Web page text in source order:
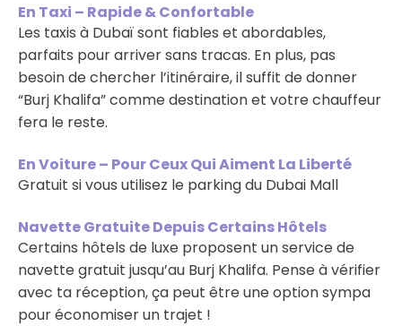
En Taxi – Rapide & Confortable
Les taxis à Dubaï sont fiables et abordables,
parfaits pour arriver sans tracas. En plus, pas
besoin de chercher l’itinéraire, il suffit de donner
“Burj Khalifa” comme destination et votre chauffeur
fera le reste.
En Voiture – Pour Ceux Qui Aiment La Liberté
Gratuit si vous utilisez le parking du Dubai Mall
Navette Gratuite Depuis Certains Hôtels
Certains hôtels de luxe proposent un service de
navette gratuit jusqu’au Burj Khalifa. Pense à vérifier
avec ta réception, ça peut être une option sympa
pour économiser un trajet !